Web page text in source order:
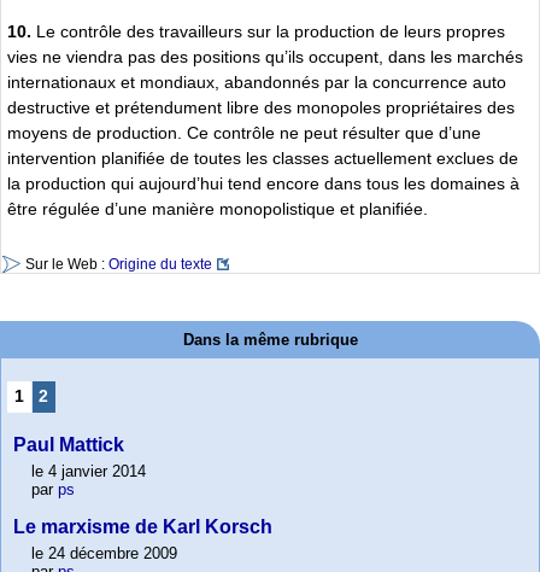
10. Le contrôle des travailleurs sur la production de leurs propres
vies ne viendra pas des positions qu’ils occupent, dans les marchés
internationaux et mondiaux, abandonnés par la concurrence auto
destructive et prétendument libre des monopoles propriétaires des
moyens de production. Ce contrôle ne peut résulter que d’une
intervention planifiée de toutes les classes actuellement exclues de
la production qui aujourd’hui tend encore dans tous les domaines à
être régulée d’une manière monopolistique et planifiée.
Sur le Web : Origine du texte
Dans la même rubrique
1 2
Paul Mattick
le 4 janvier 2014
par ps
Le marxisme de Karl Korsch
le 24 décembre 2009